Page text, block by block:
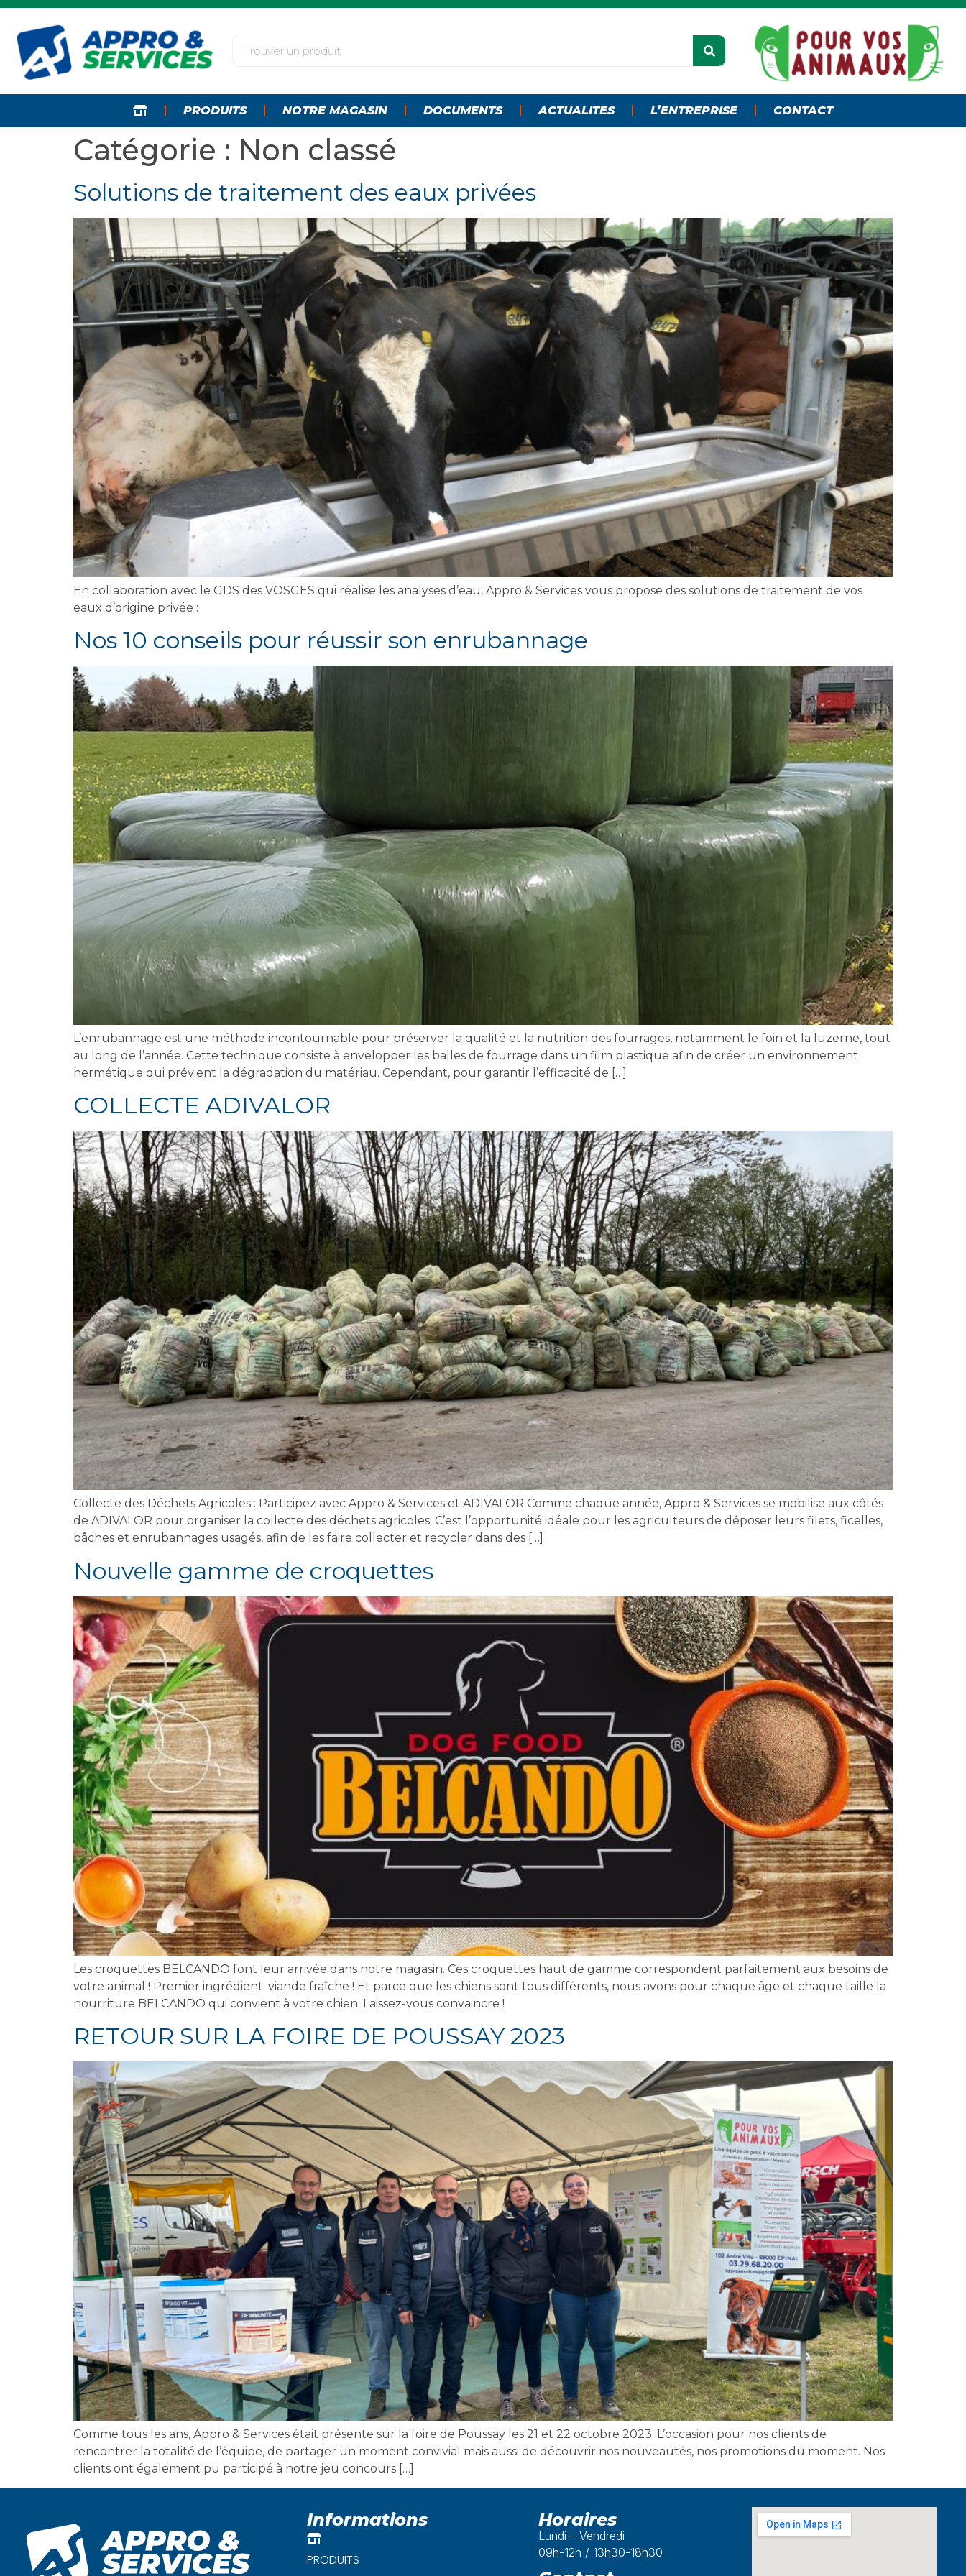
PRODUITS NOTRE MAGASIN DOCUMENTS ACTUALITES L’ENTREPRISE CONTACT
Catégorie : Non classé
Solutions de traitement des eaux privées
En collaboration avec le GDS des VOSGES qui réalise les analyses d’eau, Appro & Services vous propose des solutions de traitement de vos
eaux d’origine privée :
Nos 10 conseils pour réussir son enrubannage
L’enrubannage est une méthode incontournable pour préserver la qualité et la nutrition des fourrages, notamment le foin et la luzerne, tout
au long de l’année. Cette technique consiste à envelopper les balles de fourrage dans un film plastique afin de créer un environnement
hermétique qui prévient la dégradation du matériau. Cependant, pour garantir l’efficacité de […]
COLLECTE ADIVALOR
Collecte des Déchets Agricoles : Participez avec Appro & Services et ADIVALOR Comme chaque année, Appro & Services se mobilise aux côtés
de ADIVALOR pour organiser la collecte des déchets agricoles. C’est l’opportunité idéale pour les agriculteurs de déposer leurs filets, ficelles,
bâches et enrubannages usagés, afin de les faire collecter et recycler dans des […]
Nouvelle gamme de croquettes
Les croquettes BELCANDO font leur arrivée dans notre magasin. Ces croquettes haut de gamme correspondent parfaitement aux besoins de
votre animal ! Premier ingrédient: viande fraîche ! Et parce que les chiens sont tous différents, nous avons pour chaque âge et chaque taille la
nourriture BELCANDO qui convient à votre chien. Laissez-vous convaincre !
RETOUR SUR LA FOIRE DE POUSSAY 2023
Comme tous les ans, Appro & Services était présente sur la foire de Poussay les 21 et 22 octobre 2023. L’occasion pour nos clients de
rencontrer la totalité de l’équipe, de partager un moment convivial mais aussi de découvrir nos nouveautés, nos promotions du moment. Nos
clients ont également pu participé à notre jeu concours […]
Informations
PRODUITS
Horaires
Lundi – Vendredi
09h-12h / 13h30-18h30